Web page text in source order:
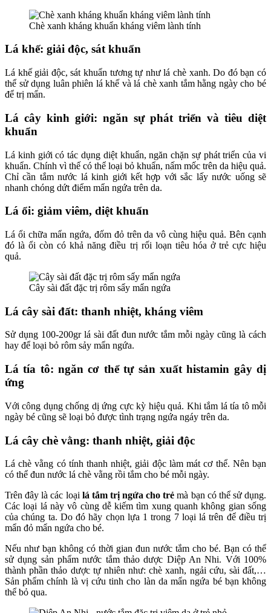
Chè xanh kháng khuẩn kháng viêm lành tính
Lá khế: giải độc, sát khuẩn
Lá khế giải độc, sát khuẩn tương tự như lá chè xanh. Do đó bạn có
thể sử dụng luân phiên lá khế và lá chè xanh tắm hằng ngày cho bé
để trị mẩn.
Lá cây kinh giới: ngăn sự phát triển và tiêu diệt
khuẩn
Lá kinh giới có tác dụng diệt khuẩn, ngăn chặn sự phát triển của vi
khuẩn. Chính vì thế có thể loại bỏ khuẩn, nấm mốc trên da hiệu quả.
Chỉ cần tắm nước lá kinh giới kết hợp với sắc lấy nước uống sẽ
nhanh chóng dứt điểm mẩn ngứa trên da.
Lá ổi: giảm viêm, diệt khuẩn
Lá ổi chữa mẩn ngứa, đốm đỏ trên da vô cùng hiệu quả. Bên cạnh
đó là ổi còn có khả năng điều trị rối loạn tiêu hóa ở trẻ cực hiệu
quả.
Cây sài đất đặc trị rôm sẩy mẩn ngứa
Lá cây sài đất: thanh nhiệt, kháng viêm
Sử dụng 100-200gr lá sài đất đun nước tắm mỗi ngày cũng là cách
hay để loại bỏ rôm sảy mẩn ngứa.
Lá tía tô: ngăn cơ thể tự sản xuất histamin gây dị
ứng
Với công dụng chống dị ứng cực kỳ hiệu quả. Khi tắm lá tía tô mỗi
ngày bé cũng sẽ loại bỏ được tình trạng ngứa ngáy trên da.
Lá cây chè vằng: thanh nhiệt, giải độc
Lá chè vằng có tính thanh nhiệt, giải độc làm mát cơ thể. Nên bạn
có thể đun nước lá chè vằng rồi tắm cho bé mỗi ngày.
Trên đây là các loại lá tắm trị ngứa cho trẻmà bạn có thể sử dụng.
Các loại lá này vô cùng dễ kiếm tìm xung quanh không gian sống
của chúng ta. Do đó hãy chọn lựa 1 trong 7 loại lá trên để điều trị
mẩn đỏ mẩn ngứa cho bé.
Nếu như bạn không có thời gian đun nước tắm cho bé. Bạn có thể
sử dụng sản phẩm nước tắm thảo dược Diệp An Nhi. Với 100%
thành phần thảo dược tự nhiên như: chè xanh, ngải cứu, sài đất,…
Sản phẩm chính là vị cứu tinh cho làn da mẩn ngứa bé bạn không
thể bỏ qua.